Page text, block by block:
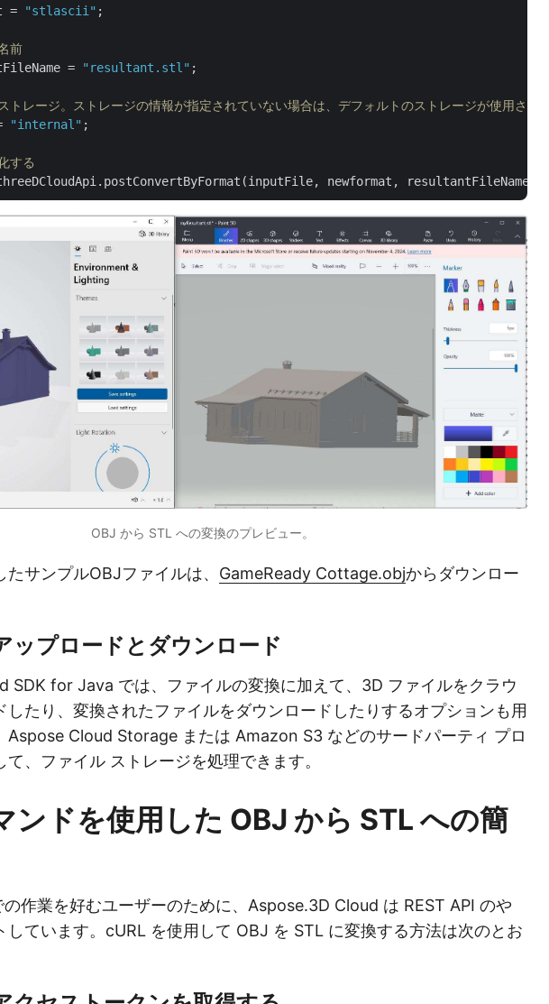
= "stlascii" ;
前
= "resultant.stl" ;
レージ。ストレージの情報が指定されていない場合は、デフォルトのストレージが使用されま
"internal" ;
する
newformat,
OBJ から STL への変換のプレビュー。
たサンプルOBJファイルは、 GameReady Cottage.objからダウンロー
ップロードとダウンロード
SDK for Java では、ファイルの変換に加えて、3D ファイルをクラウ
したり、変換されたファイルをダウンロードしたりするオプションも用
Aspose Cloud Storage または Amazon S3 などのサードパーティ プロ
、ファイル ストレージを処理できます。
ンドを使用した OBJ から STL への簡
作業を好むユーザーのために、Aspose.3D Cloud は REST API のや
しています。cURL を使用して OBJ を STL に変換する方法は次のとお